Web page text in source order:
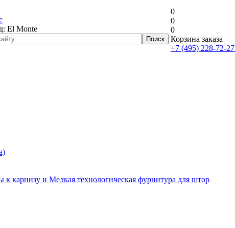
El Monte
0
0
0
Корзина заказа
+7 (495) 228-72-27
карнизу и Мелкая технологическая фурнитура для штор